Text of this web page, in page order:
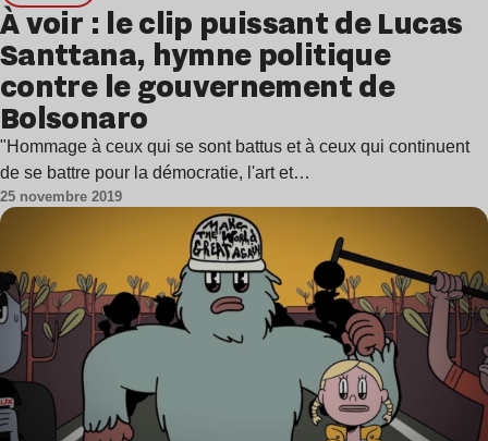
À voir : le clip puissant de Lucas
Santtana, hymne politique
contre le gouvernement de
Bolsonaro
"Hommage à ceux qui se sont battus et à ceux qui continuent
de se battre pour la démocratie, l'art et…
25 novembre 2019